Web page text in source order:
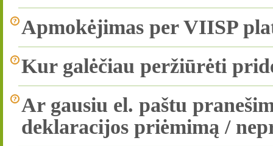
Apmokėjimas per VIISP
Kur galėčiau peržiūrėti
Ar gausiu el. paštu
deklaracijos priėmimą /